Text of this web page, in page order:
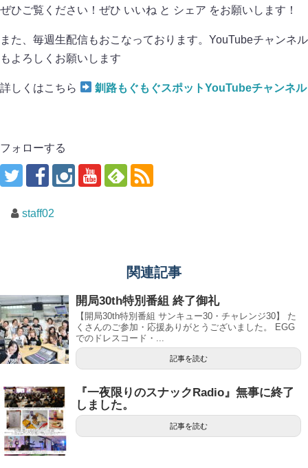
ぜひご覧ください！ぜひ いいね と シェア をお願いします！
また、毎週生配信もおこなっております。YouTubeチャンネル
もよろしくお願いします
詳しくはこちら 釧路もぐもぐスポットYouTubeチャンネル
フォローする
staff02
関連記事
開局30th特別番組 終了御礼
【開局30th特別番組 サンキュー30・チャレンジ30】 た
くさんのご参加・応援ありがとうございました。 EGG
でのドレスコード・...
記事を読む
『一夜限りのスナックRadio』無事に終了
しました。
記事を読む